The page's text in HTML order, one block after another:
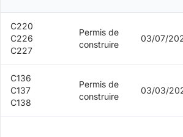
C220
C226
C227
Permis de
construire
03/07/
C136
C137
C138
Permis de
construire
03/03/